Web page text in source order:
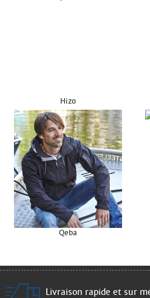
Hizo
Qeba
Livraison rapide et sur